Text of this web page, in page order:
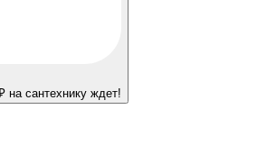
на сантехнику ждет!